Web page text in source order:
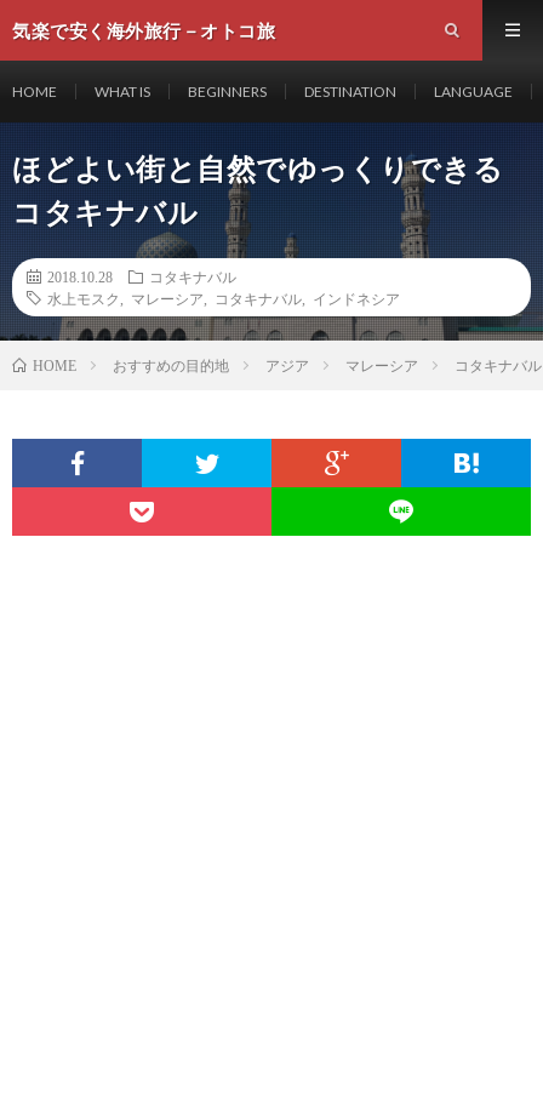
気楽で安く海外旅行－オトコ旅
HOME WHAT IS BEGINNERS DESTINATION LANGUAGE
ほどよい街と自然でゆっくりできる
コタキナバル
2018.10.28
コタキナバル
水上モスク
マレーシア コタキナバル インドネシア
HOME おすすめの目的地 アジア マレーシア コタキナバル